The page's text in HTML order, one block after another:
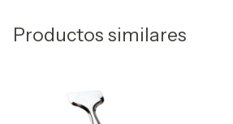
Productos similares